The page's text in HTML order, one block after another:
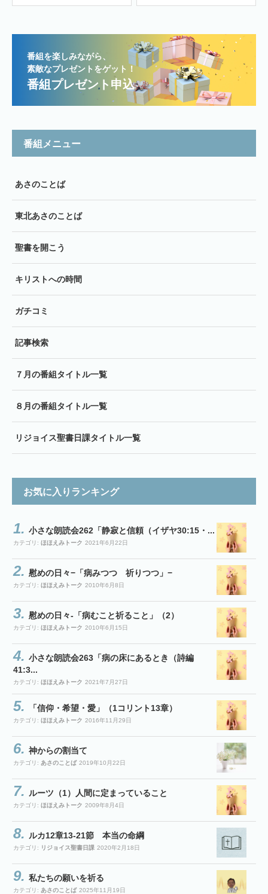
番組を楽しみながら、
素敵なプレゼントをゲット！
番組プレゼント申込
番組メニュー
あさのことば
東北あさのことば
聖書を開こう
キリストへの時間
ガチコミ
記事検索
７月の番組タイトル一覧
８月の番組タイトル一覧
リジョイス聖書日課タイトル一覧
お気に入りランキング
小さな朗読会262「静寂と信頼（イザヤ30:15・...
カテゴリ: ほほえみトーク 2021年6月22日
慰めの日々−「病みつつ 祈りつつ」−
カテゴリ: ほほえみトーク 2010年6月8日
慰めの日々-「病むこと祈ること」（2）
カテゴリ: ほほえみトーク 2010年6月15日
小さな朗読会263「病の床にあるとき（詩編
41:3...
カテゴリ: ほほえみトーク 2021年7月27日
「信仰・希望・愛」（1コリント13章）
カテゴリ: ほほえみトーク 2016年11月29日
神からの割当て
カテゴリ: あさのことば 2019年10月22日
ルーツ（1）人間に定まっていること
カテゴリ: ほほえみトーク 2009年8月4日
ルカ12章13-21節 本当の命綱
カテゴリ: リジョイス聖書日課 2020年2月18日
私たちの願いを祈る
カテゴリ: あさのことば 2025年11月19日